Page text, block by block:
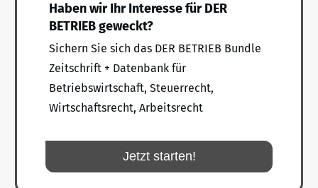
Haben wir Ihr Interesse für DER
BETRIEB geweckt?
Sichern Sie sich das DER BETRIEB Bundle
Zeitschrift + Datenbank für
Betriebswirtschaft, Steuerrecht,
Wirtschaftsrecht, Arbeitsrecht
Jetzt starten!